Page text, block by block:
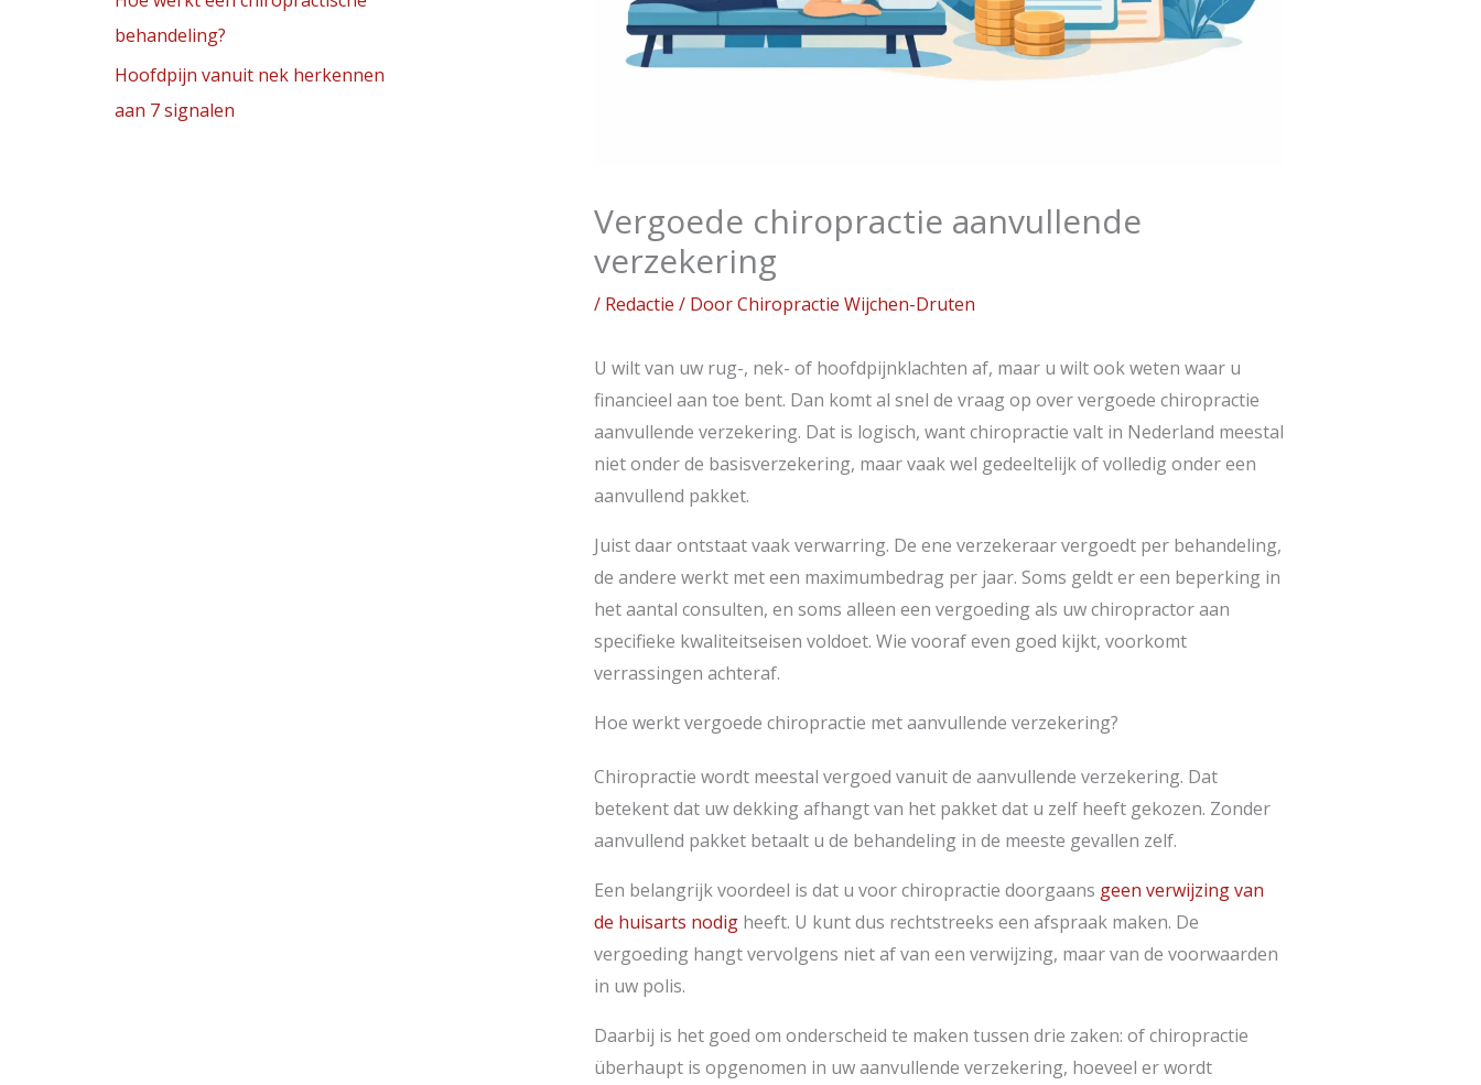
behandeling?
Hoofdpijn vanuit nek herkennen
aan 7 signalen
Vergoede chiropractie aanvullende
verzekering
/ Redactie / DoorChiropractie Wijchen-Druten
U wilt van uw rug-, nek- of hoofdpijnklachten af, maar u wilt ook weten waar u
financieel aan toe bent. Dan komt al snel de vraag op over vergoede chiropractie
aanvullende verzekering. Dat is logisch, want chiropractie valt in Nederland meestal
niet onder de basisverzekering, maar vaak wel gedeeltelijk of volledig onder een
aanvullend pakket.
Juist daar ontstaat vaak verwarring. De ene verzekeraar vergoedt per behandeling,
de andere werkt met een maximumbedrag per jaar. Soms geldt er een beperking in
het aantal consulten, en soms alleen een vergoeding als uw chiropractor aan
specifieke kwaliteitseisen voldoet. Wie vooraf even goed kijkt, voorkomt
verrassingen achteraf.
Hoe werkt vergoede chiropractie met aanvullende verzekering?
Chiropractie wordt meestal vergoed vanuit de aanvullende verzekering. Dat
betekent dat uw dekking afhangt van het pakket dat u zelf heeft gekozen. Zonder
aanvullend pakket betaalt u de behandeling in de meeste gevallen zelf.
Een belangrijk voordeel is dat u voor chiropractie doorgaans geen verwijzing van
de huisarts nodigheeft. U kunt dus rechtstreeks een afspraak maken. De
vergoeding hangt vervolgens niet af van een verwijzing, maar van de voorwaarden
in uw polis.
Daarbij is het goed om onderscheid te maken tussen drie zaken: of chiropractie
überhaupt is opgenomen in uw aanvullende verzekering, hoeveel er wordt